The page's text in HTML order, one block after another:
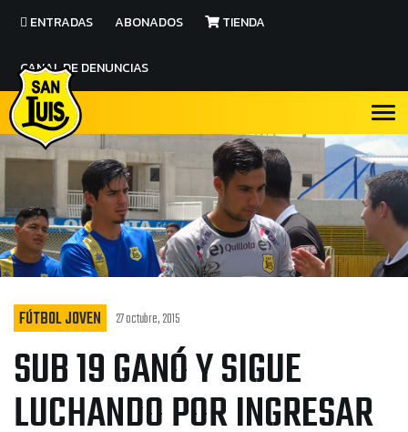
ENTRADAS ABONADOS TIENDA
CANAL DE DENUNCIAS
FÚTBOL JOVEN 27 octubre, 2015
SUB 19 GANÓ Y SIGUE
LUCHANDO POR INGRESAR